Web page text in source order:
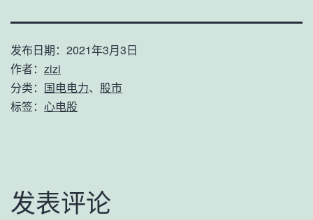
发布日期： 2021年3月3日
作者： zizi
分类： 国电电力、 股市
标签： 心电股
发表评论